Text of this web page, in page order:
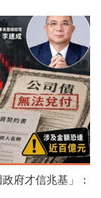
府才信兆基」：